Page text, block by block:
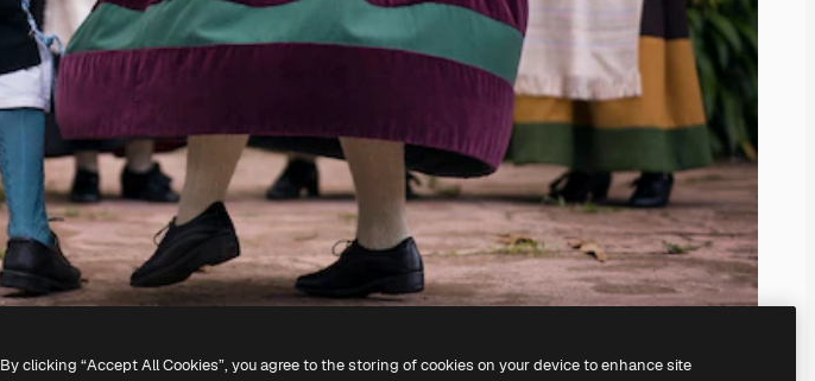
By clicking “Accept All Cookies”, you agree to the storing of cookies on your device to enhance site